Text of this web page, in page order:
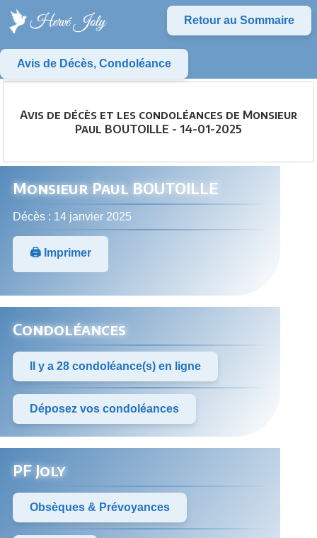
Retour au Sommaire
Avis de Décès, Condoléance
Avis de décès et les condoléances de Monsieur
Paul BOUTOILLE - 14-01-2025
Monsieur Paul BOUTOILLE
Décès : 14 janvier 2025
🖨️ Imprimer
Condoléances
Il y a 28 condoléance(s) en ligne
Déposez vos condoléances
PF Joly
Obsèques & Prévoyances